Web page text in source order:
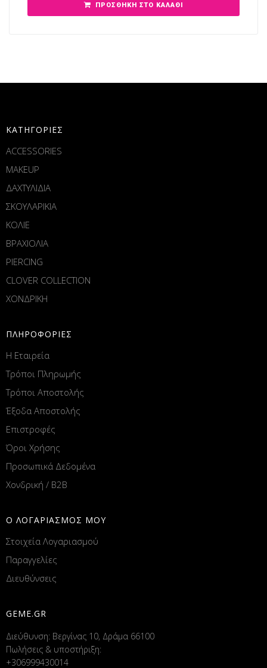
ΠΡΟΣΘΉΚΗ ΣΤΟ ΚΑΛΆΘΙ
ΚΑΤΗΓΟΡΙΕΣ
ACCESSORIES
MAKEUP
ΔΑΧΤΥΛΙΔΙΑ
ΣΚΟΥΛΑΡΙΚΙΑ
ΚΟΛΙΕ
ΒΡΑΧΙΟΛΙΑ
PIERCING
CLOVER COLLECTION
ΧΟΝΔΡΙΚΗ
ΠΛΗΡΟΦΟΡΙΕΣ
Η Εταιρεία
Τρόποι Πληρωμής
Τρόποι Αποστολής
Έξοδα Αποστολής
Επιστροφές
Όροι Χρήσης
Προσωπικά Δεδομένα
Χονδρική / B2B
Ο ΛΟΓΑΡΙΑΣΜΟΣ ΜΟΥ
Στοιχεία Λογαριασμού
Παραγγελίες
Διευθύνσεις
GEME.GR
Διεύθυνση: Βεργίνας 10, Δράμα 66100
Πωλήσεις & υποστήριξη:
+306999430014